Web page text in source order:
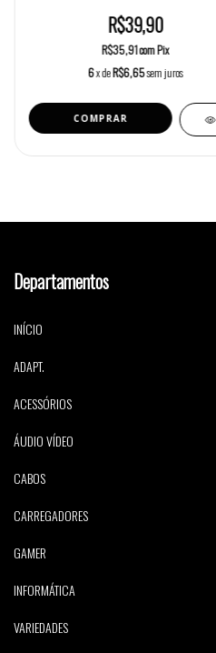
R$39,90
R$35,91comPix
6x deR$6,65sem juros
Departamentos
INÍCIO
ADAPT.
ACESSÓRIOS
ÁUDIO VÍDEO
CABOS
CARREGADORES
GAMER
INFORMÁTICA
VARIEDADES